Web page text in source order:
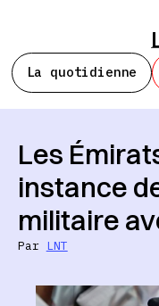
La quotidienne
Les
instance
militaire
Par LNT